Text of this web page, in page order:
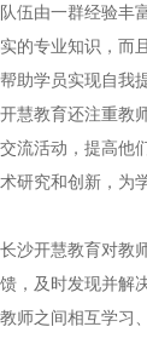
伍由一群经验丰
的专业知识，而
助学员实现自我提
慧教育还注重教
流活动，提高他
研究和创新，为
沙开慧教育对教
，及时发现并解
师之间相互学习